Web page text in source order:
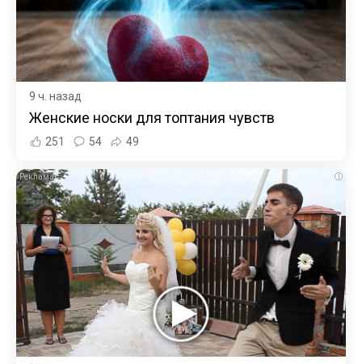
9 ч. назад
Женские носки для топтания чувств
251 54 49
i